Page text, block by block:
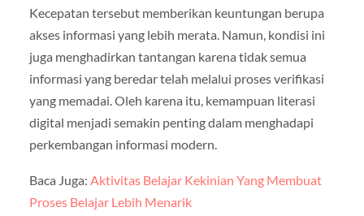
Kecepatan tersebut memberikan keuntungan berupa
akses informasi yang lebih merata. Namun, kondisi ini
juga menghadirkan tantangan karena tidak semua
informasi yang beredar telah melalui proses verifikasi
yang memadai. Oleh karena itu, kemampuan literasi
digital menjadi semakin penting dalam menghadapi
perkembangan informasi modern.
Baca Juga: Aktivitas Belajar Kekinian Yang Membuat
Proses Belajar Lebih Menarik